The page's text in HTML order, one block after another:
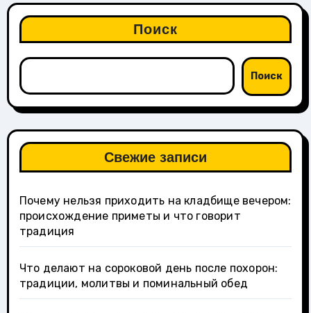
Поиск
Поиск
Свежие записи
Почему нельзя приходить на кладбище вечером:
происхождение приметы и что говорит
традиция
Что делают на сороковой день после похорон:
традиции, молитвы и поминальный обед